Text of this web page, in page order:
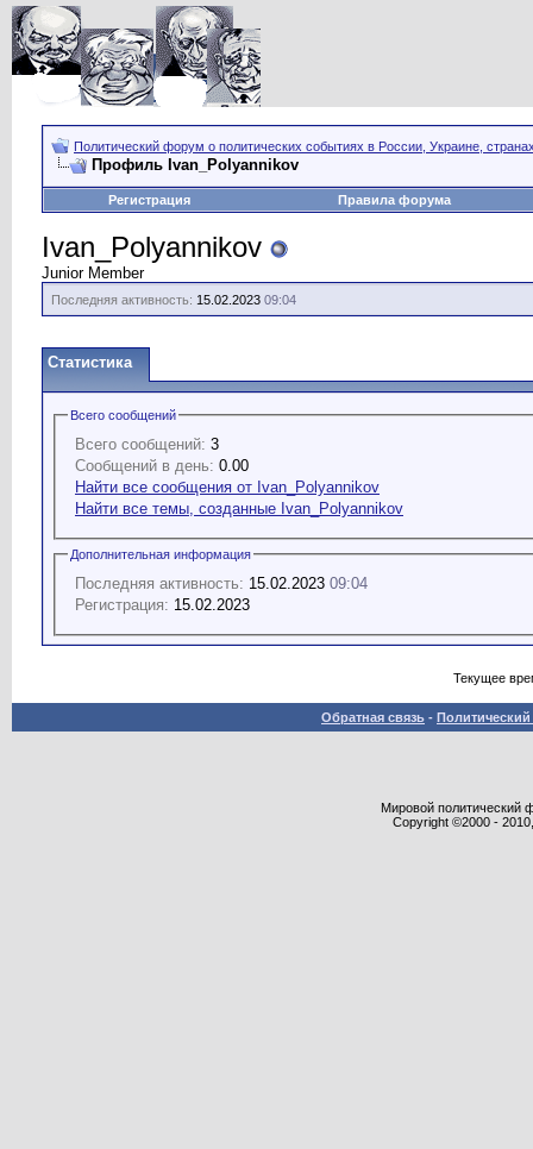
Политический форум о политических событиях в России, Украине,
Профиль Ivan_Polyannikov
Регистрация Правила форума
Ivan_Polyannikov
Junior Member
Последняя активность: 15.02.2023 09:04
Статистика
Всего сообщений
Всего сообщений: 3
Сообщений в день: 0.00
Найти все сообщения от Ivan_Polyannikov
Найти все темы, созданные Ivan_Polyannikov
Дополнительная информация
Последняя активность: 15.02.2023 09:04
Регистрация: 15.02.2023
Текущее
Обратная связь -
Мировой политический
Copyright ©2000 -